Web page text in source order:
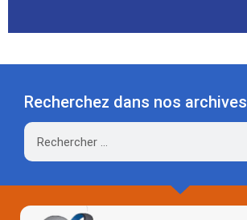
Recherchez dans nos archives
Rechercher